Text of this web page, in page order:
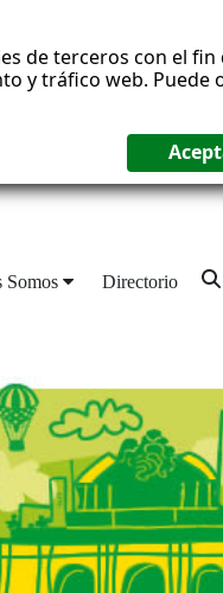
de terceros con el
y tráfico web. Puede
Somos Directorio